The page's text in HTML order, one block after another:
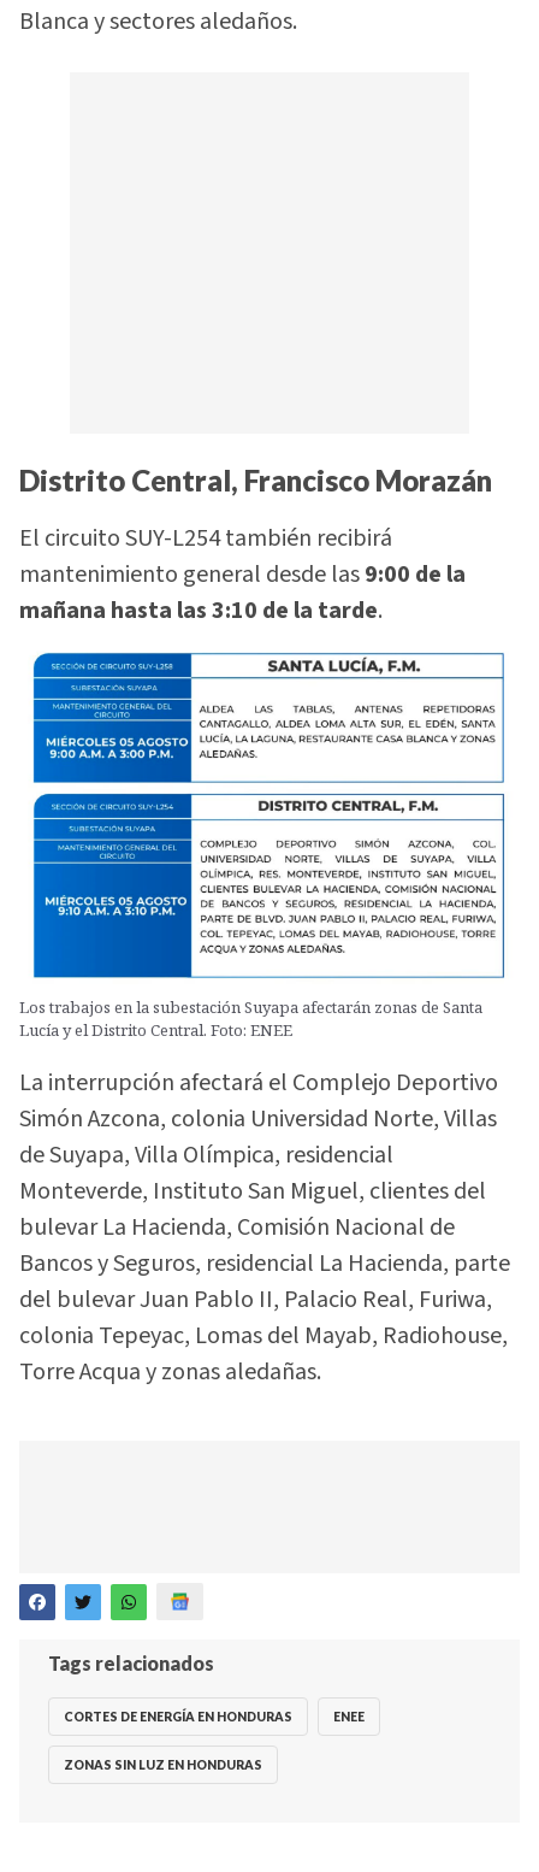
Blanca y sectores aledaños.
Distrito Central, Francisco Morazán
El circuito SUY-L254 también recibirá
mantenimiento general desde las9:00 de la
mañana hasta las 3:10 de la tarde.
Los trabajos en la subestación Suyapa afectarán zonas de Santa
Lucía y el Distrito Central. Foto: ENEE
La interrupción afectará el Complejo Deportivo
Simón Azcona, colonia Universidad Norte, Villas
de Suyapa, Villa Olímpica, residencial
Monteverde, Instituto San Miguel, clientes del
bulevar La Hacienda, Comisión Nacional de
Bancos y Seguros, residencial La Hacienda, parte
del bulevar Juan Pablo II, Palacio Real, Furiwa,
colonia Tepeyac, Lomas del Mayab, Radiohouse,
Torre Acqua y zonas aledañas.
Tags relacionados
CORTES DE ENERGÍA EN HONDURAS ENEE
ZONAS SIN LUZ EN HONDURAS